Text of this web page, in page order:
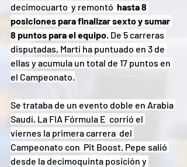
decimocuarto  y remontó hasta 8
posiciones para finalizar sexto y sumar
8 puntos para el equipo. De 5 carreras
disputadas, Martí ha puntuado en 3 de
ellas y acumula un total de 17 puntos en
el Campeonato.
Se trataba de un evento doble en Arabia
Saudí. La FIA Fórmula E  corrió el
viernes la primera carrera  del
Campeonato con  Pit Boost. Pepe salió
desde la decimoquinta posición y